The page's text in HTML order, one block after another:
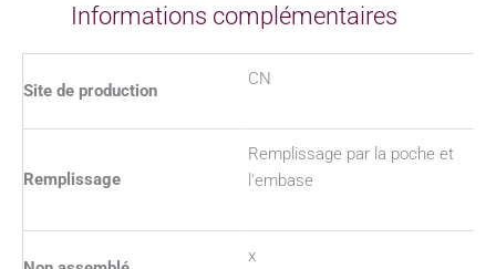
Informations complémentaires
Site de production
CN
Remplissage
Remplissage par la poche et
l'embase
x